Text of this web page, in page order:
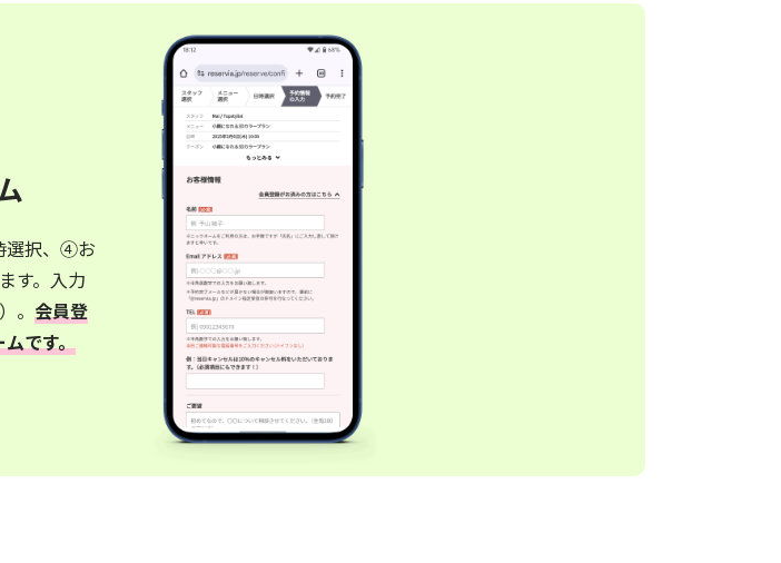
選択、④お
す。入力
。 会員登
です。